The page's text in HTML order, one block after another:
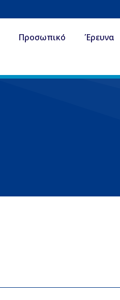
Προσωπικό Έρευνα